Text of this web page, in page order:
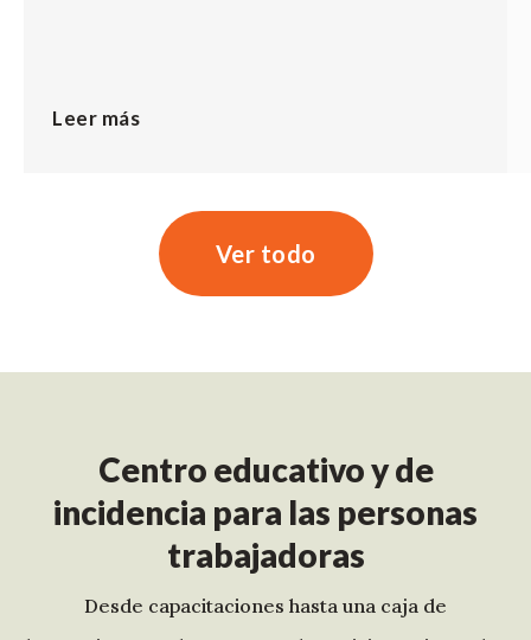
Leer más
Ver todo
Centro educativo y de
incidencia para las personas
trabajadoras
Desde capacitaciones hasta una caja de